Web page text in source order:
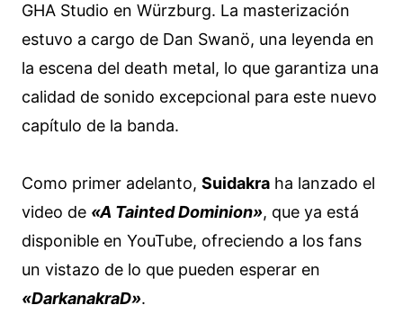
GHA Studio en Würzburg. La masterización
estuvo a cargo de Dan Swanö, una leyenda en
la escena del death metal, lo que garantiza una
calidad de sonido excepcional para este nuevo
capítulo de la banda.
Como primer adelanto, Suidakra ha lanzado el
video de «A Tainted Dominion», que ya está
disponible en YouTube, ofreciendo a los fans
un vistazo de lo que pueden esperar en
«DarkanakraD».